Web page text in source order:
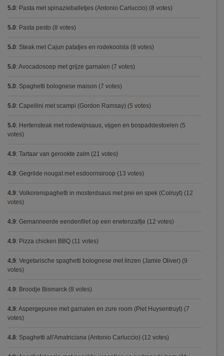
5.0: Pasta met spinazieballetjes (Antonio Carluccio) (8 votes)
5.0: Pasta pesto (8 votes)
5.0: Steak met Cajun patatjes en rodekoolsla (8 votes)
5.0: Avocadosoep met grijze garnalen (7 votes)
5.0: Spaghetti bolognese maison (7 votes)
5.0: Capellini met scampi (Gordon Ramsay) (5 votes)
5.0: Hertensteak met rodewijnsaus, vijgen en bospaddestoelen (5
votes)
4.9: Tartaar van gerookte zalm (21 votes)
4.9: Gegrilde nougat met esdoornsiroop (13 votes)
4.9: Volkorenspaghetti in mosterdsaus met prei en spek (Colruyt) (12
votes)
4.9: Gemarineerde eendenfilet op een erwtenzalfje (12 votes)
4.9: Pizza chicken BBQ (11 votes)
4.9: Vegetarische spaghetti bolognese met linzen (Jamie Oliver) (9
votes)
4.9: Broodje Bismarck (8 votes)
4.9: Aspergepuree met garnalen en zure room (Piet Huysentruyt) (7
votes)
4.8: Spaghetti all'Amatriciana (Antonio Carluccio) (12 votes)